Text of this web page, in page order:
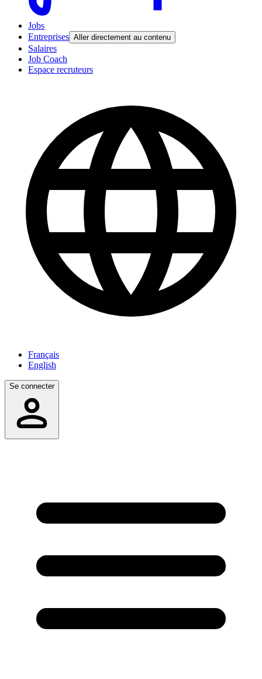
Jobs
Entreprises Aller directement au contenu
Salaires
Job Coach
Espace recruteurs
Français
English
Se connecter